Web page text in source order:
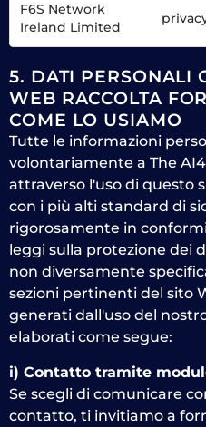
F6S Network
Ireland Limited
5. DATI PERSONALI
WEB RACCOLTA
COME LO USIAMO
Tutte le informazioni
volontariamente a The
attraverso l'uso di questo
con i più alti standard di
rigorosamente in
leggi sulla protezione dei
non diversamente
sezioni pertinenti del sito
generati dall'uso del
elaborati come segue:
i) Contatto tramite
Se scegli di comunicare
contatto, ti invitiamo a